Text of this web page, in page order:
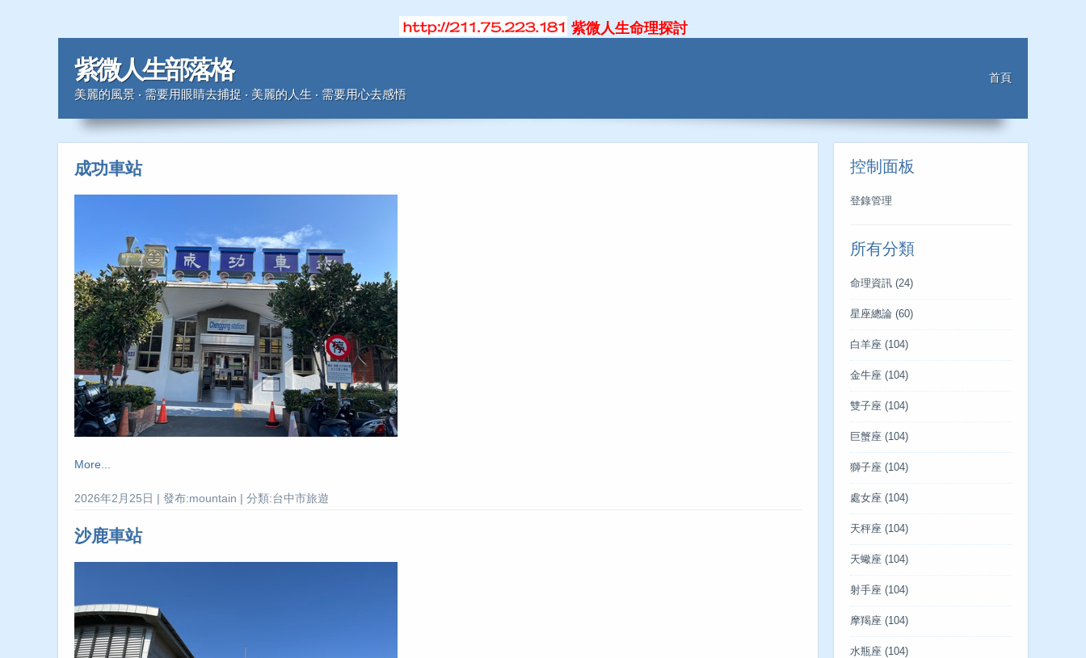
紫微人生命理探討
紫微人生部落格
美麗的風景 ‧ 需要用眼睛去捕捉 ‧ 美麗的人生 ‧ 需要用心去感悟
首頁
成功車站
More...
2026年2月25日 | 發布:mountain | 分類:台中市旅遊
沙鹿車站
控制面板
登錄管理
所有分類
命理資訊 (24)
星座總論 (60)
白羊座 (104)
金牛座 (104)
雙子座 (104)
巨蟹座 (104)
獅子座 (104)
處女座 (104)
天秤座 (104)
天蠍座 (104)
射手座 (104)
摩羯座 (104)
水瓶座 (104)